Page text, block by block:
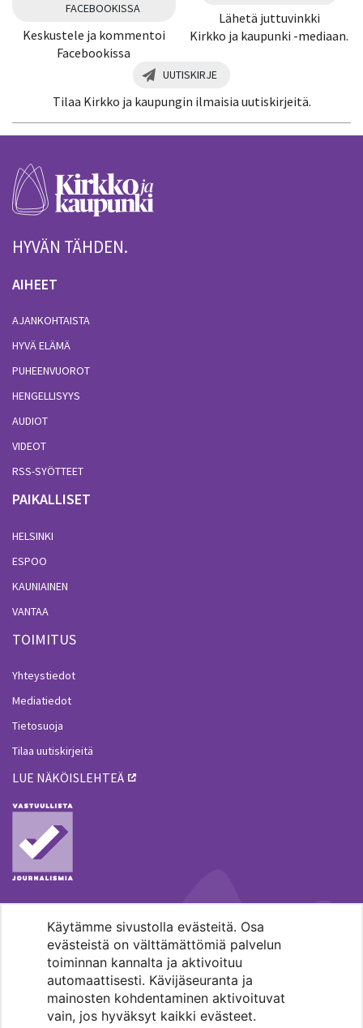
Käytämme sivustolla evästeitä. Osa
evästeistä on välttämättömiä palvelun
toiminnan kannalta ja aktivoituu
automaattisesti. Kävijäseuranta ja
mainosten kohdentaminen aktivoituvat
vain, jos hyväksyt kaikki evästeet.
FACEBOOKISSA
Keskustele ja kommentoi
Facebookissa
Lähetä juttuvinkki
Kirkko ja kaupunki -mediaan.
UUTISKIRJE
Tilaa Kirkko ja kaupungin ilmaisia uutiskirjeitä.
HYVÄN TÄHDEN.
AIHEET
AJANKOHTAISTA
HYVÄ ELÄMÄ
PUHEENVUOROT
HENGELLISYYS
AUDIOT
VIDEOT
RSS-SYÖTTEET
PAIKALLISET
HELSINKI
ESPOO
KAUNIAINEN
VANTAA
TOIMITUS
Yhteystiedot
Mediatiedot
Tietosuoja
Tilaa uutiskirjeitä
LUE NÄKÖISLEHTEÄ
MENOHAKU